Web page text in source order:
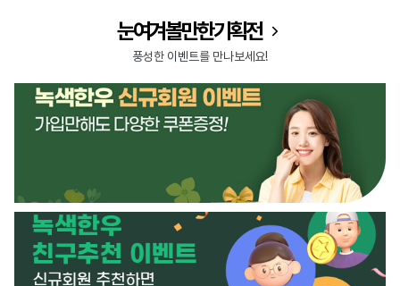
눈여겨볼만한 기획전
풍성한 이벤트를 만나보세요!